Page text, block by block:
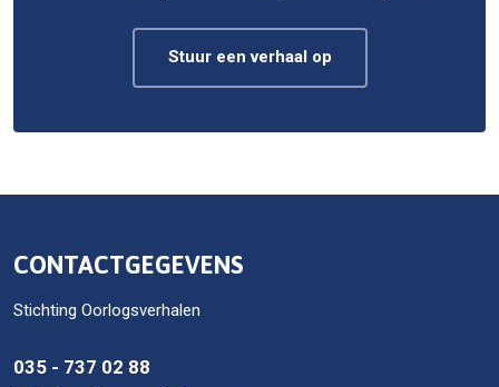
Stuur een verhaal op
CONTACTGEGEVENS
Stichting Oorlogsverhalen
035 - 737 02 88